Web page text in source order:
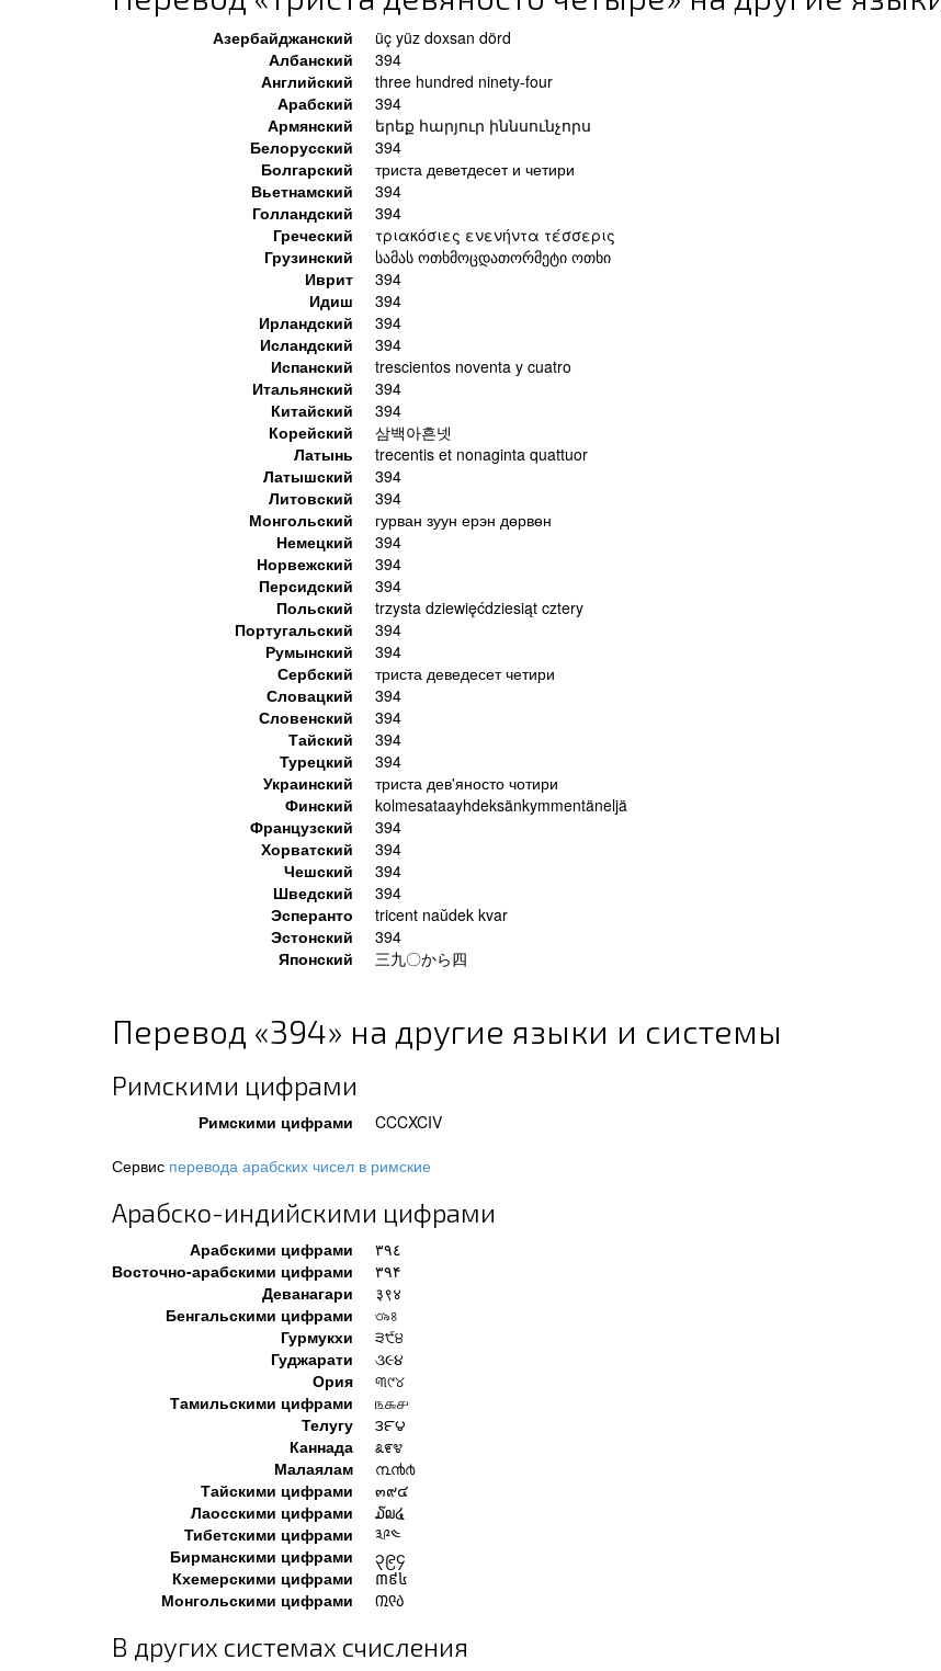
Азербайджанский
üç yüz doxsan dörd
Албанский
394
Английский
three hundred ninety-four
Арабский
394
Армянский
երեք հարյուր իննսունչորս
Белорусский
394
Болгарский
триста деветдесет и четири
Вьетнамский
394
Голландский
394
Греческий
τριακόσιες ενενήντα τέσσερις
Грузинский
სამას ოთხმოცდათორმეტი ოთხი
Иврит
394
Идиш
394
Ирландский
394
Исландский
394
Испанский
trescientos noventa y cuatro
Итальянский
394
Китайский
394
Корейский
삼백아흔넷
Латынь
trecentis et nonaginta quattuor
Латышский
394
Литовский
394
Монгольский
гурван зуун ерэн дөрвөн
Немецкий
394
Норвежский
394
Персидский
394
Польский
trzysta dziewięćdziesiąt cztery
Португальский
394
Румынский
394
Сербский
триста деведесет четири
Словацкий
394
Словенский
394
Тайский
394
Турецкий
394
Украинский
триста дев'яносто чотири
Финский
kolmesataayhdeksänkymmentäneljä
Французский
394
Хорватский
394
Чешский
394
Шведский
394
Эсперанто
tricent naŭdek kvar
Эстонский
394
Японский
三九〇から四
Перевод «394» на другие языки и системы
Римскими цифрами
Римскими цифрами
CCCXCIV
Сервис перевода арабских чисел в римские
Арабско-индийскими цифрами
Арабскими цифрами
٣٩٤
Восточно-арабскими цифрами
۳۹۴
Деванагари
३९४
Бенгальскими цифрами
৩৯৪
Гурмукхи
੩੯੪
Гуджарати
૩૯૪
Ория
୩୯୪
Тамильскими цифрами
௩௯௪
Телугу
౩౯౪
Каннада
೩೯೪
Малаялам
൩൯൪
Тайскими цифрами
๓๙๔
Лаосскими цифрами
໓໙໔
Тибетскими цифрами
༣༩༤
Бирманскими цифрами
၃၉၄
Кхемерскими цифрами
៣៩៤
Монгольскими цифрами
᠓᠙᠔
В других системах счисления